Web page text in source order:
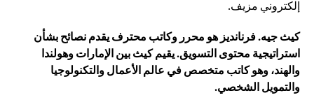
إلكتروني مزيف.
كيث جيه. فرنانديز هو محرر وكاتب محترف يقدم نصائح بشأن
استراتيجية محتوى التسويق. يقيم كيث بين الإمارات وهولندا
والهند، وهو كاتب متخصص في عالم الأعمال والتكنولوجيا
والتمويل الشخصي.